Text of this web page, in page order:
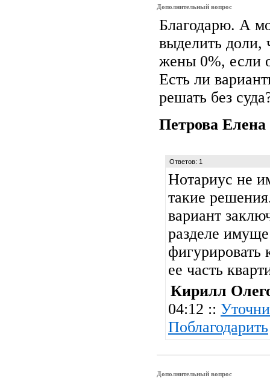
Дополнительный вопрос
Благодарю. А
выделить доли,
жены 0%, если
Есть ли
решать без
Петрова Елена
Ответов: 1
Нотариус не
такие
вариант
разделе
фигурировать
ее часть
Кирилл
04:12 ::
Поблагодарить
Дополнительный вопрос